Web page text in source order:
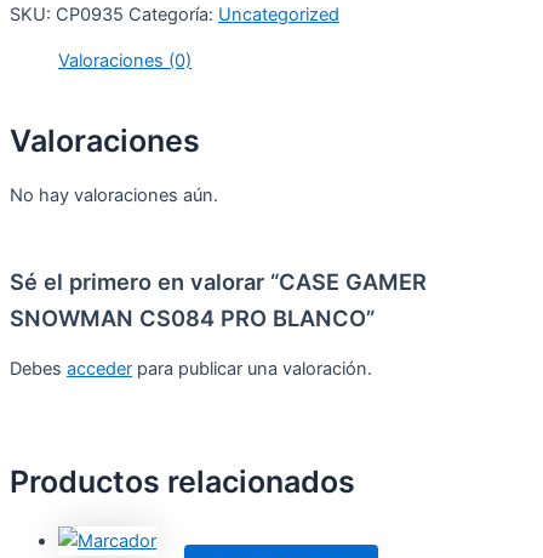
SKU: CP0935 Categoría: Uncategorized
Valoraciones (0)
Valoraciones
No hay valoraciones aún.
Sé el primero en valorar “CASE GAMER
SNOWMAN CS084 PRO BLANCO”
Debes acceder para publicar una valoración.
Productos relacionados